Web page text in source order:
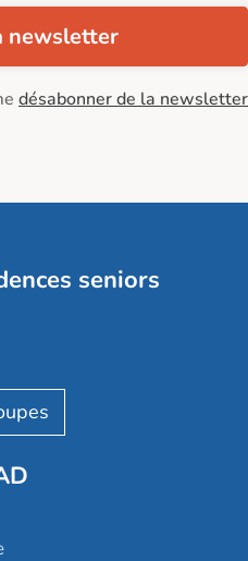
newsletter
désabonner de la newsletter
seniors